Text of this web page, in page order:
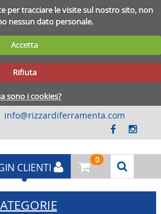
per tracciare le visite sul nostro sito, non
nessun dato personale.
Accetta
Rifiuta
sono i cookies?
info@rizzardiferramenta.com
CLIENTI
0